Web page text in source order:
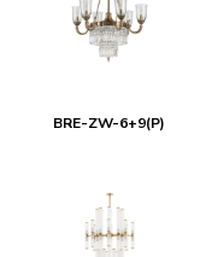
BRE-ZW-6+9(P)